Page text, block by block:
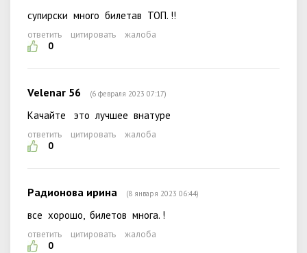
супирски много билетав ТОП. !!
ответить цитировать
жалоба
0
Velenar 56 (6 февраля 2023 07:17)
Качайте это лучшее внатуре
ответить цитировать
жалоба
0
Радионова ирина (8 января 2023 06:44)
все хорошо, билетов многа. !
ответить цитировать
жалоба
0